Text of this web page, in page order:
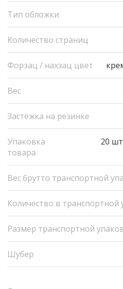
Тип обложки
Количество страниц
Форзац / нахзац цвет
Вес
Застёжка на резинке
Упаковка
товара
20
Вес брутто транспортной
Количество в транспортной
Размер транспортной
Шубер